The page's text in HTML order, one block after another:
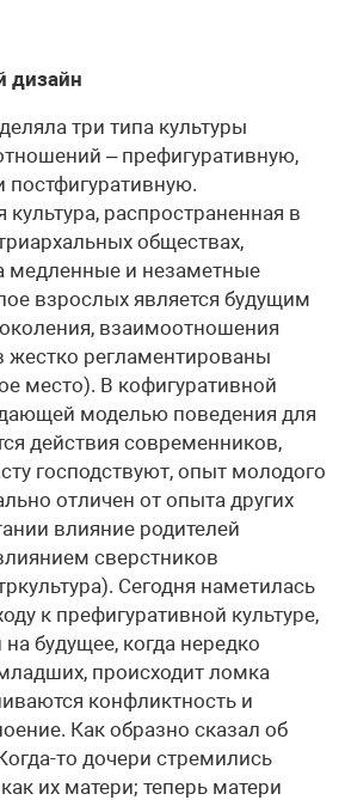
дизайн
три типа культуры
– префигуративную,
постфигуративную.
культура, распространенная в
обществах,
медленные и незаметные
взрослых является будущим
взаимоотношения
жестко регламентированы
место). В кофигуративной
моделью поведения для
действия современников,
господствуют, опыт молодого
отличен от опыта других
влияние родителей
сверстников
Сегодня наметилась
к префигуративной культуре,
будущее, когда нередко
происходит ломка
конфликтность и
Как образно сказал об
то дочери стремились
их матери; теперь матери